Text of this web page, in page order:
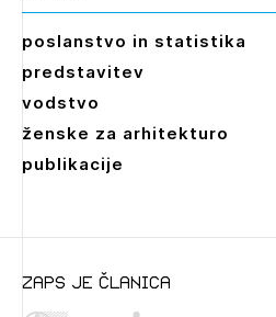
poslanstvo in statistika
predstavitev
vodstvo
ženske za arhitekturo
publikacije
zaps je članica